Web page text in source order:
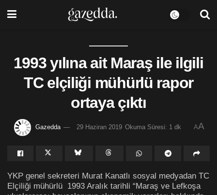
1993 yılına ait Maraş ile ilgili
TC elçiliği mühürlü rapor
ortaya çıktı
Gazedda 29 Haziran 2019 Okuma Süresi: 1 dk AA
YKP genel sekreteri Murat Kanatlı sosyal medyadan TC
Elçiliği mühürlü 1993 Aralık tarihli “Maraş ve Lefkoşa